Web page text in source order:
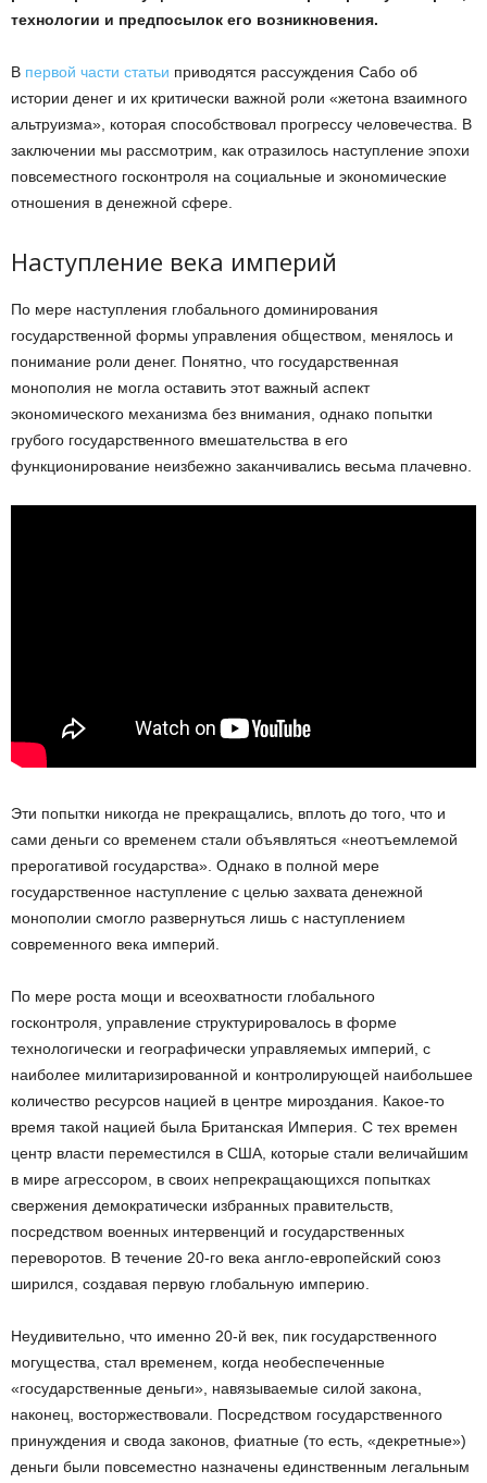
технологии и предпосылок его возникновения.
В первой части статьи приводятся рассуждения Сабо об
истории денег и их критически важной роли «жетона взаимного
альтруизма», которая способствовал прогрессу человечества. В
заключении мы рассмотрим, как отразилось наступление эпохи
повсеместного госконтроля на социальные и экономические
отношения в денежной сфере.
Наступление века империй
По мере наступления глобального доминирования
государственной формы управления обществом, менялось и
понимание роли денег. Понятно, что государственная
монополия не могла оставить этот важный аспект
экономического механизма без внимания, однако попытки
грубого государственного вмешательства в его
функционирование неизбежно заканчивались весьма плачевно.
Эти попытки никогда не прекращались, вплоть до того, что и
сами деньги со временем стали объявляться «неотъемлемой
прерогативой государства». Однако в полной мере
государственное наступление с целью захвата денежной
монополии смогло развернуться лишь с наступлением
современного века империй.
По мере роста мощи и всеохватности глобального
госконтроля, управление структурировалось в форме
технологически и географически управляемых империй, с
наиболее милитаризированной и контролирующей наибольшее
количество ресурсов нацией в центре мироздания. Какое-то
время такой нацией была Британская Империя. С тех времен
центр власти переместился в США, которые стали величайшим
в мире агрессором, в своих непрекращающихся попытках
свержения демократически избранных правительств,
посредством военных интервенций и государственных
переворотов. В течение 20-го века англо-европейский союз
ширился, создавая первую глобальную империю.
Неудивительно, что именно 20-й век, пик государственного
могущества, стал временем, когда необеспеченные
«государственные деньги», навязываемые силой закона,
наконец, восторжествовали. Посредством государственного
принуждения и свода законов, фиатные (то есть, «декретные»)
деньги были повсеместно назначены единственным легальным